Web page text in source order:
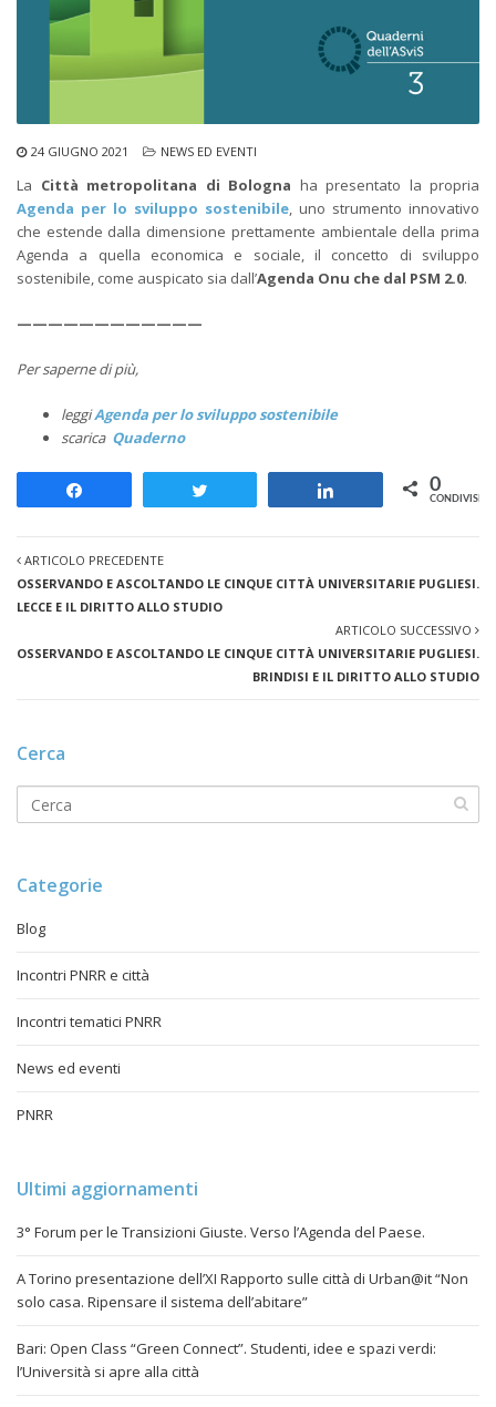
24 GIUGNO 2021 NEWS ED EVENTI
La Città metropolitana di Bologna ha presentato la propria
Agenda per lo sviluppo sostenibile, uno strumento innovativo
che estende dalla dimensione prettamente ambientale della prima
Agenda a quella economica e sociale, il concetto di sviluppo
sostenibile, come auspicato sia dall’Agenda Onu che dal PSM 2.0.
————————————
Per saperne di più,
leggiAgenda per lo sviluppo sostenibile
scarica Quaderno
0
ARTICOLO PRECEDENTE
OSSERVANDO E ASCOLTANDO LE CINQUE CITTÀ UNIVERSITARIE PUGLIESI.
LECCE E IL DIRITTO ALLO STUDIO
ARTICOLO SUCCESSIVO
OSSERVANDO E ASCOLTANDO LE CINQUE CITTÀ UNIVERSITARIE PUGLIESI.
BRINDISI E IL DIRITTO ALLO STUDIO
Cerca
Categorie
Blog
Incontri PNRR e città
Incontri tematici PNRR
News ed eventi
PNRR
Ultimi aggiornamenti
3° Forum per le Transizioni Giuste. Verso l’Agenda del Paese.
A Torino presentazione dell’XI Rapporto sulle città di Urban@it “Non
solo casa. Ripensare il sistema dell’abitare”
Bari: Open Class “Green Connect”. Studenti, idee e spazi verdi:
l’Università si apre alla città